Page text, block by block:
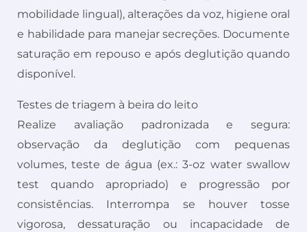
mobilidade lingual), alterações da voz, higiene oral
e habilidade para manejar secreções. Documente
saturação em repouso e após deglutição quando
disponível.
Testes de triagem à beira do leito
Realize avaliação padronizada e segura:
observação da deglutição com pequenas
volumes, teste de água (ex.: 3-oz water swallow
test quando apropriado) e progressão por
consistências. Interrompa se houver tosse
vigorosa, dessaturação ou incapacidade de